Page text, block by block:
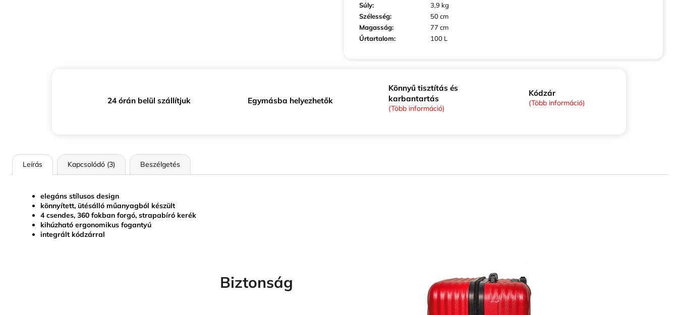
Súly:
3,9 kg
Szélesség:
50 cm
Magasság:
77 cm
Űrtartalom: 100 L
24 órán belül szállítjuk Egymásba helyezhetők
Könnyű tisztítás és
karbantartás
(Több információ)
Kódzár
(Több információ)
Leírás Kapcsolódó (3) Beszélgetés
elegáns stílusos design
könnyített, ütésálló műanyagból készült
4 csendes, 360 fokban forgó, strapabíró kerék
kihúzható ergonomikus fogantyú
integrált kódzárral
Biztonság